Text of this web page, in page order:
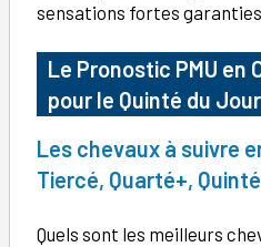
sensations fortes
Le Pronostic PMU en
pour le Quinté du Jour
Les chevaux à suivre
Tiercé, Quarté+,
Quels sont les meilleurs